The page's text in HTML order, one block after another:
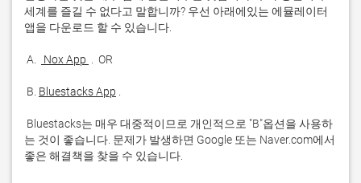
세계를 즐길 수 없다고 말합니까? 우선 아래에있는 에뮬레이터
A. Nox App
B. Bluestacks App
는 것이 좋습니다. 문제가 발생하면 Google 또는 Naver.com에서
좋은 해결책을 찾을 수 있습니다.